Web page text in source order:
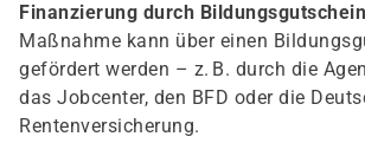
Finanzierung durch
Maßnahme kann über einen
gefördert werden – z. B. durch die
das Jobcenter, den BFD oder die
Rentenversicherung.